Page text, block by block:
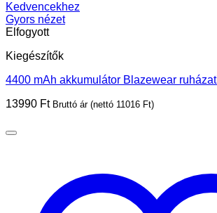
Kedvencekhez
Gyors nézet
Elfogyott
Kiegészítők
4400 mAh akkumulátor Blazewear
13990 Ft Bruttó ár (nettó 11016 Ft)